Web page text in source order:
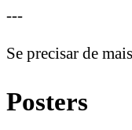
---
Se precisar de
Posters